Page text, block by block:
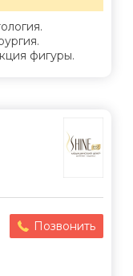
фигуры.
Позвонить